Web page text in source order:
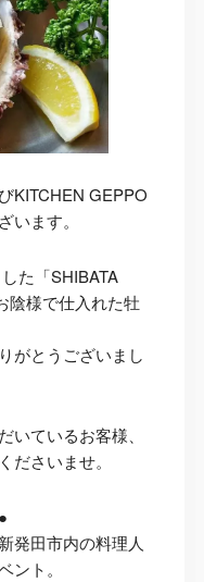
KITCHEN GEPPO
います。
た「SHIBATA
陰様で仕入れた牡
がとうございまし
いているお客様、
ださいませ。
発田市内の料理人
ント。